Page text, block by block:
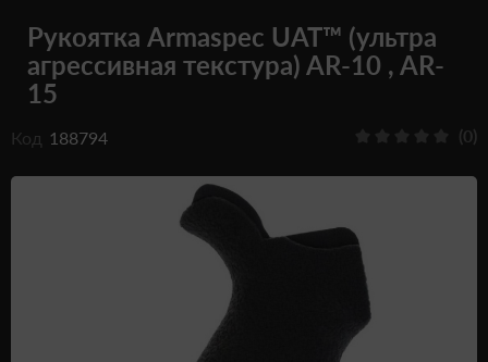
Пистолеты
Оптика
Релоадинг патронов
Подарочные Сертификати
Рукоятка Armaspec UAT™ (ультра
агрессивная текстура) AR-10 , AR-
15
Код 188794 (0)